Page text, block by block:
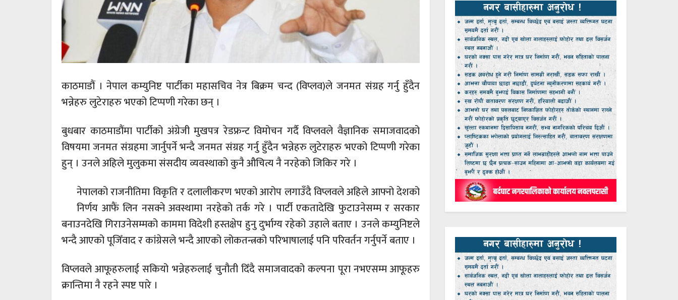
काठमाडौं । नेपाल कम्युनिष्ट पार्टीका महासचिव नेत्र बिक्रम चन्द (विप्लव)ले जनमत संग्रह गर्नु हुँदैन
भन्नेहरु लुटेराहरु भएको टिप्पणी गरेका छन् ।
बुधबार काठमाडौंमा पार्टीको अंग्रेजी मुखपत्र रेडफ्रन्ट विमोचन गर्दै विप्लवले वैज्ञानिक समाजवादको
विषयमा जनमत संग्रहमा जार्नुपर्ने भन्दै जनमत संग्रह गर्नु हुँदैन भन्नेहरु लुटेराहरु भएको टिप्पणी गरेका
हुन् । उनले अहिले मुलुकमा संसदीय व्यवस्थाको कुनै औचित्य नै नरहेको जिकिर गरे ।
नेपालको राजनीतिमा विकृति र दलालीकरण भएको आरोप लगाउँदै विप्लवले अहिले आफ्नो देशको
निर्णय आफैं लिन नसक्ने अवस्थामा नरहेको तर्क गरे । पार्टी एकतादेखि फुटाउनेसम्म र सरकार
बनाउनदेखि गिराउनेसम्मको काममा विदेशी हस्तक्षेप हुनु दुर्भाग्य रहेको उहाले बताए । उनले कम्युनिष्टले
भन्दै आएको पूजिँवाद र कांग्रेसले भन्दै आएको लोकतन्त्रको परिभाषालाई पनि परिवर्तन गर्नुपर्ने बताए ।
विप्लवले आफूहरुलाई सकियो भन्नेहरुलाई चुनौती दिँदै समाजवादको कल्पना पूरा नभएसम्म आफूहरु
क्रान्तिमा नै रहने स्पष्ट पारे ।